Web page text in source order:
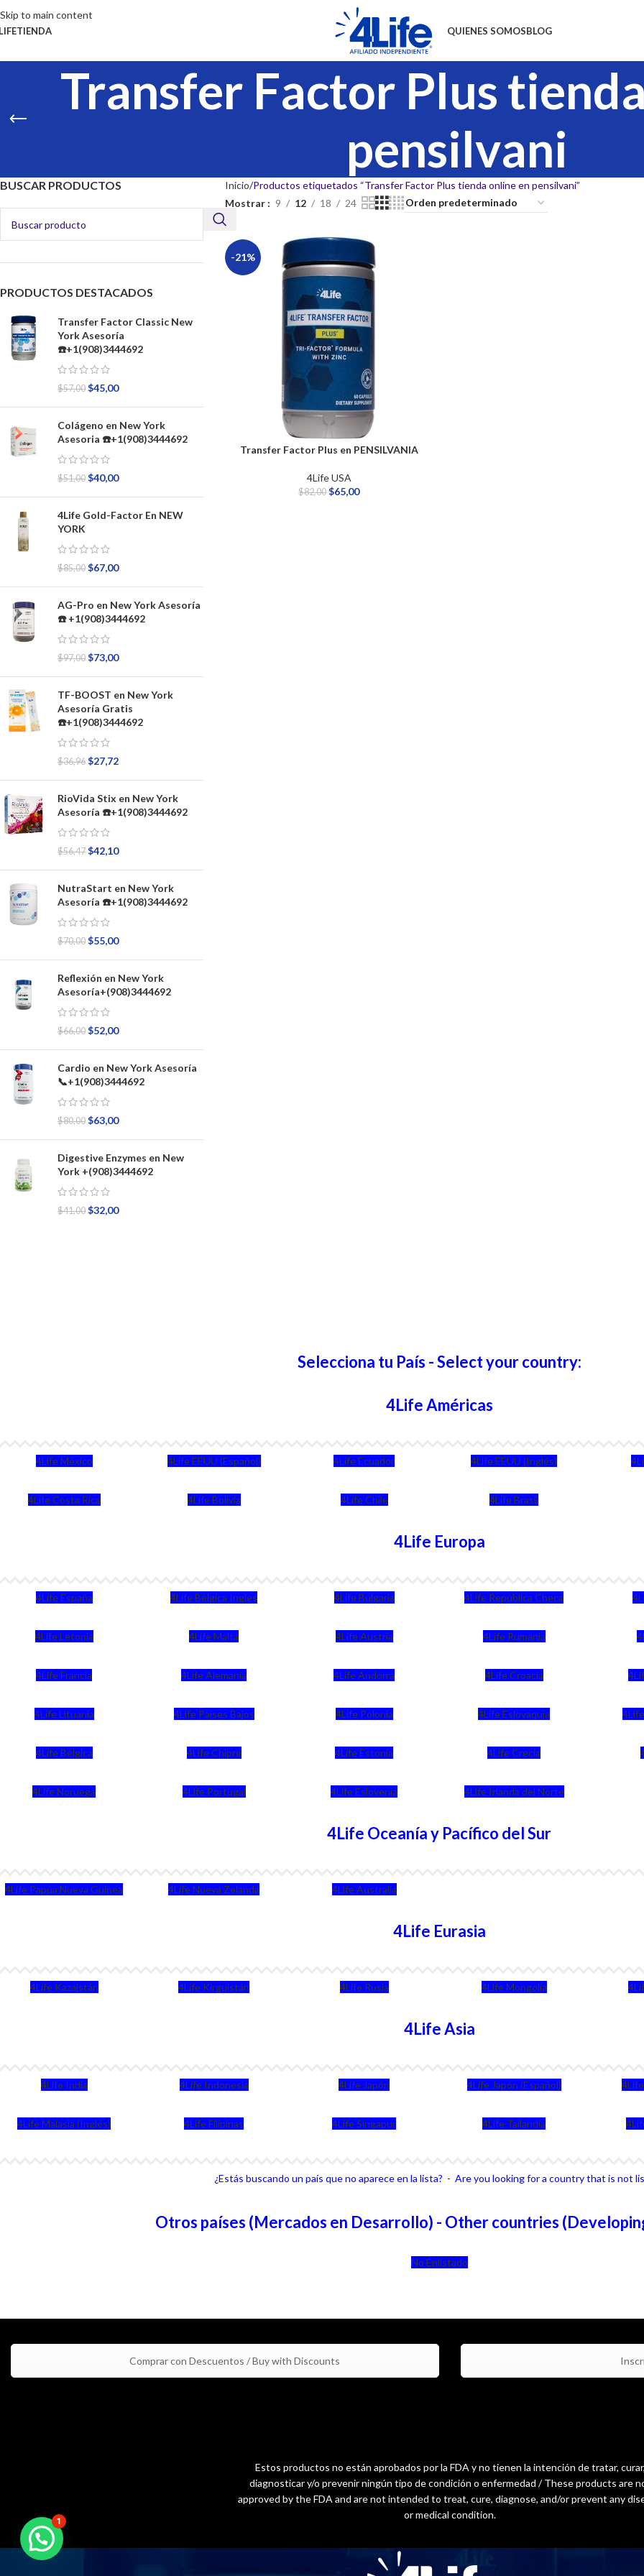
Skip to main content
TIENDA QUIENES SOMOSBLOG
Transfer Factor Plus
pensilvani
BUSCAR PRODUCTOS
PRODUCTOS DESTACADOS
Transfer Factor Classic New
York Asesoría
☎️+1(908)3444692
$57,00 $45,00
Colágeno en New York
Asesoria ☎️+1(908)3444692
$51,00 $40,00
4Life Gold-Factor En NEW
YORK
$85,00 $67,00
AG-Pro en New York Asesoría
☎️ +1(908)3444692
$97,00 $73,00
TF-BOOST en New York
Asesoría Gratis
☎️+1(908)3444692
$36,96 $27,72
RioVida Stix en New York
Asesoría ☎️+1(908)3444692
$56,47 $42,10
NutraStart en New York
Asesoría ☎️+1(908)3444692
$70,00 $55,00
Reflexión en New York
Asesoría+(908)3444692
$66,00 $52,00
Cardio en New York Asesoría
📞+1(908)3444692
$80,00 $63,00
Digestive Enzymes en New
York +(908)3444692
$41,00 $32,00
Inicio Productos etiquetados “Transfer Factor Plus tienda online en pensilvani”
Mostrar
9 12 18 24
-21%
Transfer Factor Plus en PENSILVANIA
4Life USA
$82,00 $65,00
Selecciona tu País - Select your country:
4Life Américas
4Life México 4Life EEUU (Español) 4Life Ecuador 4Life EEUU (Inglés)
4Life Costa Rica 4Life Bolivia 4Life Chile 4Life Brasil
4Life Europa
4Life España 4Life Bélgica Ingles 4Life Bulgaria 4Life República Checa
4Life Letonia 4Life Malta 4Life Austria 4Life Rumania
4Life Francia 4Life Alemania 4Life Andorra 4Life Croacia
4Life Lituania 4Life Paises Bajos 4Life Polonia 4Life Eslovaquia
4Life Bélgica 4Life Chipre 4Life Estonia 4Life Crecia
4Life Noruega 4Life Portugal 4Life Eslovenia 4Life Irlanda del Norte
4Life Oceanía y Pacífico del Sur
4Life Papúa Nueva Guinea 4Life Nueva Zelanda 4Life Australia
4Life Eurasia
4Life Kazajstán 4Life Kirguistán 4Life Rusia 4Life Mongolia
4Life Asia
4Life India 4Life Indonesia 4Life Japón 4Life Japón (Español)
4Life Malasia (Inglés) 4Life Filipinas 4Life Singapur 4Life Tailandia
¿Estás buscando un país que no aparece en la lista? - Are you looking for a country that is not
Otros países (Mercados en Desarrollo) - Other countries
No Enlistado
Comprar con Descuentos / Buy with Discounts
Estos productos no están aprobados por la FDA y no tienen la intención de tratar, curar,
diagnosticar y/o prevenir ningún tipo de condición o enfermedad / These products are
approved by the FDA and are not intended to treat, cure, diagnose, and/or prevent any
or medical condition.
1